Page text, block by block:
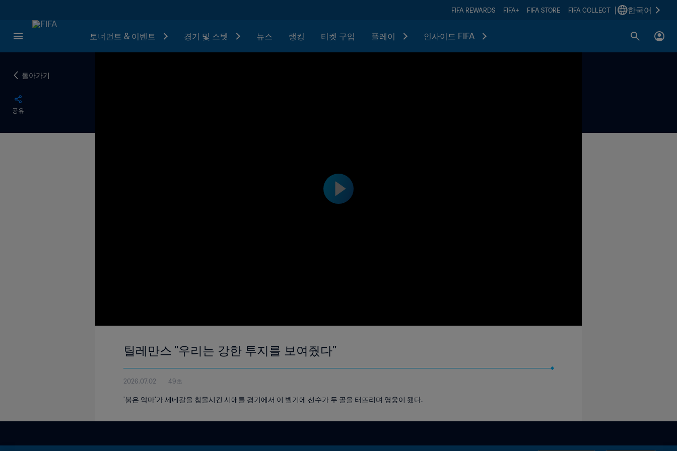
FIFA REWARDS FIFA+ FIFA STORE FIFA COLLECT 한국어
토너먼트 & 이벤트 경기 및 스텟 뉴스 랭킹 티켓 구입 플레이 인사이드 FIFA
돌아가기
공유
틸레만스 "우리는 강한 투지를 보여줬다"
2026.07.02 49초
'붉은 악마'가 세네갈을 침몰시킨 시애틀 경기에서 이 벨기에 선수가 두 골을 터뜨리며 영웅이 됐다.